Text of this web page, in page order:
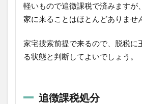
軽いもので追徴課税で済みますが
家に来ることはほとんどありませ
家宅捜索前提で来るので、脱税に
る状態と判断してよいでしょう。
追徴課税処分